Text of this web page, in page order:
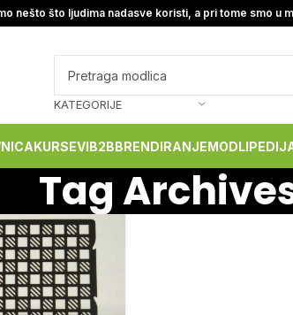
nešto što ljudima nadasve koristi, a pri tome smo u
KATEGORIJE
KURSEVIB2BBRENDIRANJE
Tag